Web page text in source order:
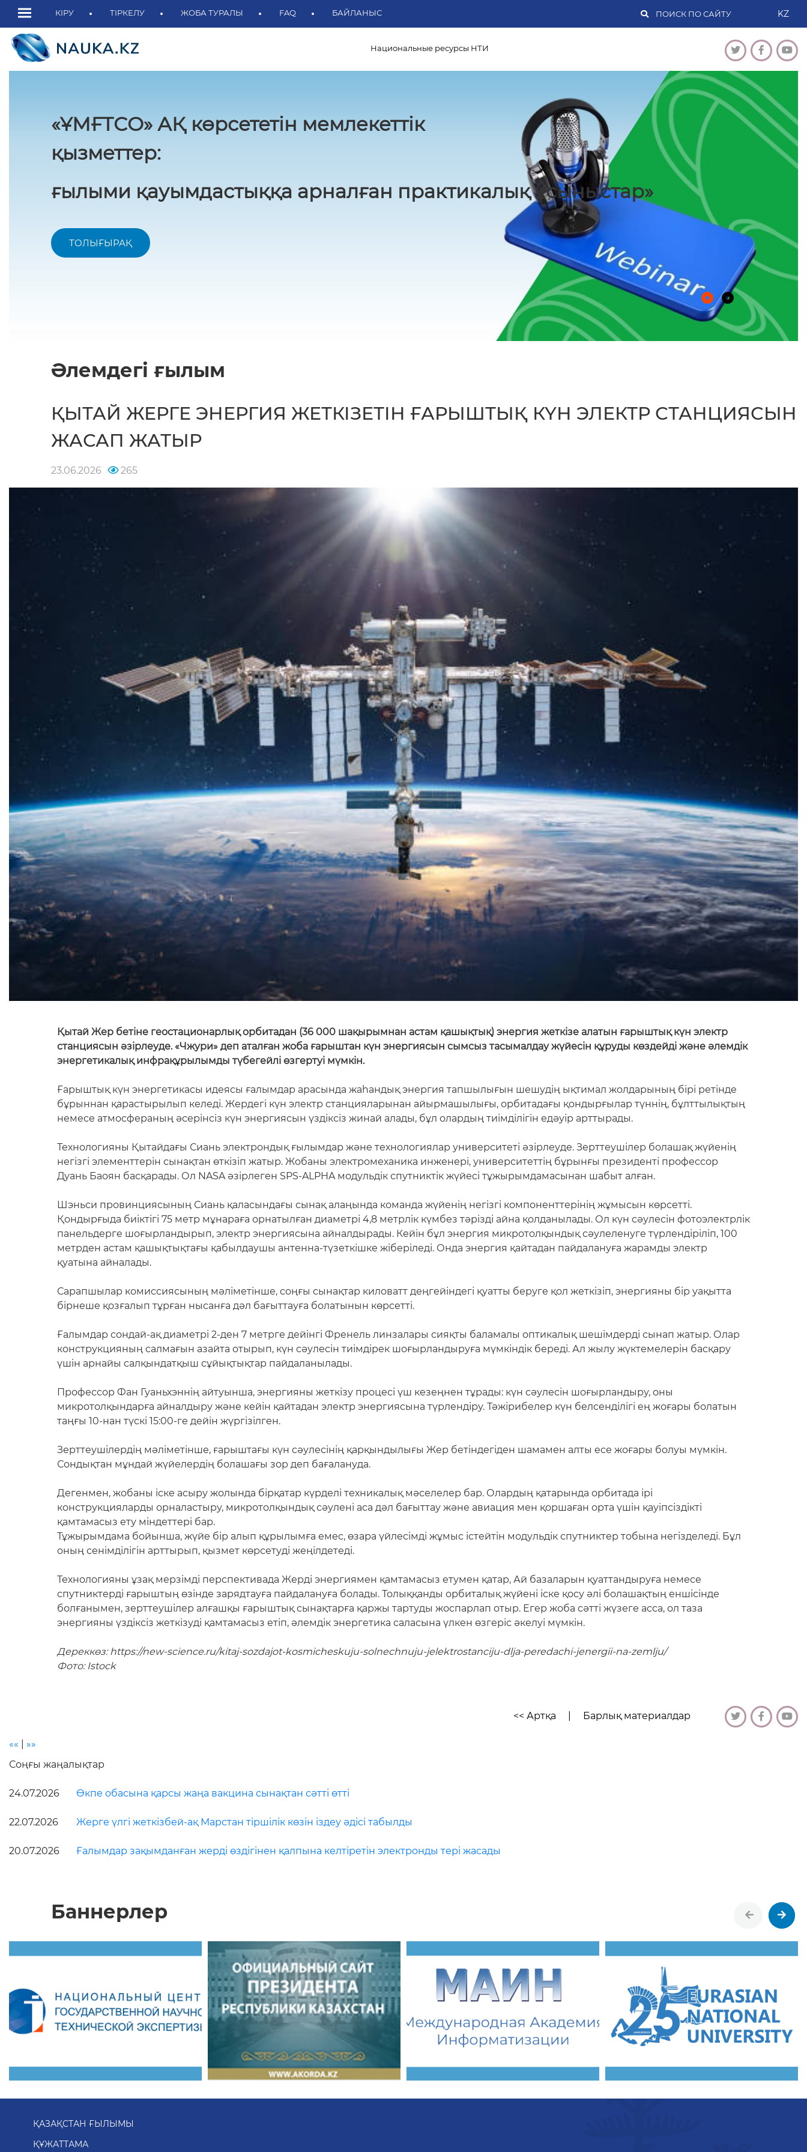
КІРУ ТІРКЕЛУ ЖОБА ТУРАЛЫ FAQ БАЙЛАНЫС KZ
Национальные ресурсы НТИ
«ҰМҒТСО» АҚ көрсететін мемлекеттік
қызметтер:
ғылыми қауымдастыққа арналған практикалық ұсыныстар»
ТОЛЫҒЫРАҚ
Әлемдегі ғылым
ҚЫТАЙ ЖЕРГЕ ЭНЕРГИЯ ЖЕТКІЗЕТІН ҒАРЫШТЫҚ КҮН ЭЛЕКТР СТАНЦИЯСЫН
ЖАСАП ЖАТЫР
23.06.2026 265
Қытай Жер бетіне геостационарлық орбитадан (36 000 шақырымнан астам қашықтық) энергия жеткізе алатын ғарыштық күн электр
станциясын әзірлеуде. «Чжури» деп аталған жоба ғарыштан күн энергиясын сымсыз тасымалдау жүйесін құруды көздейді және әлемдік
энергетикалық инфрақұрылымды түбегейлі өзгертуі мүмкін.
Ғарыштық күн энергетикасы идеясы ғалымдар арасында жаһандық энергия тапшылығын шешудің ықтимал жолдарының бірі ретінде
бұрыннан қарастырылып келеді. Жердегі күн электр станцияларынан айырмашылығы, орбитадағы қондырғылар түннің, бұлттылықтың
немесе атмосфераның әсерінсіз күн энергиясын үздіксіз жинай алады, бұл олардың тиімділігін едәуір арттырады.
Технологияны Қытайдағы Сиань электрондық ғылымдар және технологиялар университеті әзірлеуде. Зерттеушілер болашақ жүйенің
негізгі элементтерін сынақтан өткізіп жатыр. Жобаны электромеханика инженері, университеттің бұрынғы президенті профессор
Дуань Баоян басқарады. Ол NASA әзірлеген SPS-ALPHA модульдік спутниктік жүйесі тұжырымдамасынан шабыт алған.
Шэньси провинциясының Сиань қаласындағы сынақ алаңында команда жүйенің негізгі компоненттерінің жұмысын көрсетті.
Қондырғыда биіктігі 75 метр мұнараға орнатылған диаметрі 4,8 метрлік күмбез тәрізді айна қолданылады. Ол күн сәулесін фотоэлектрлік
панельдерге шоғырландырып, электр энергиясына айналдырады. Кейін бұл энергия микротолқындық сәулеленуге түрлендіріліп, 100
метрден астам қашықтықтағы қабылдаушы антенна-түзеткішке жіберіледі. Онда энергия қайтадан пайдалануға жарамды электр
қуатына айналады.
Сарапшылар комиссиясының мәліметінше, соңғы сынақтар киловатт деңгейіндегі қуатты беруге қол жеткізіп, энергияны бір уақытта
бірнеше қозғалып тұрған нысанға дәл бағыттауға болатынын көрсетті.
Ғалымдар сондай-ақ диаметрі 2-ден 7 метрге дейінгі Френель линзалары сияқты баламалы оптикалық шешімдерді сынап жатыр. Олар
конструкцияның салмағын азайта отырып, күн сәулесін тиімдірек шоғырландыруға мүмкіндік береді. Ал жылу жүктемелерін басқару
үшін арнайы салқындатқыш сұйықтықтар пайдаланылады.
Профессор Фан Гуаньхэннің айтуынша, энергияны жеткізу процесі үш кезеңнен тұрады: күн сәулесін шоғырландыру, оны
микротолқындарға айналдыру және кейін қайтадан электр энергиясына түрлендіру. Тәжірибелер күн белсенділігі ең жоғары болатын
таңғы 10-нан түскі 15:00-ге дейін жүргізілген.
Зерттеушілердің мәліметінше, ғарыштағы күн сәулесінің қарқындылығы Жер бетіндегіден шамамен алты есе жоғары болуы мүмкін.
Сондықтан мұндай жүйелердің болашағы зор деп бағалануда.
Дегенмен, жобаны іске асыру жолында бірқатар күрделі техникалық мәселелер бар. Олардың қатарында орбитада ірі
конструкцияларды орналастыру, микротолқындық сәулені аса дәл бағыттау және авиация мен қоршаған орта үшін қауіпсіздікті
қамтамасыз ету міндеттері бар.
Тұжырымдама бойынша, жүйе бір алып құрылымға емес, өзара үйлесімді жұмыс істейтін модульдік спутниктер тобына негізделеді. Бұл
оның сенімділігін арттырып, қызмет көрсетуді жеңілдетеді.
Технологияны ұзақ мерзімді перспективада Жерді энергиямен қамтамасыз етумен қатар, Ай базаларын қуаттандыруға немесе
спутниктерді ғарыштың өзінде зарядтауға пайдалануға болады. Толыққанды орбиталық жүйені іске қосу әлі болашақтың еншісінде
болғанымен, зерттеушілер алғашқы ғарыштық сынақтарға қаржы тартуды жоспарлап отыр. Егер жоба сәтті жүзеге асса, ол таза
энергияны үздіксіз жеткізуді қамтамасыз етіп, әлемдік энергетика саласына үлкен өзгеріс әкелуі мүмкін.
Дереккөз: https://new-science.ru/kitaj-sozdajot-kosmicheskuju-solnechnuju-jelektrostanciju-dlja-peredachi-jenergii-na-zemlju/
Фото: Istock
<< Артқа Барлық материалдар
««
»»
Соңғы жаңалықтар
24.07.2026 Өкпе обасына қарсы жаңа вакцина сынақтан сәтті өтті
22.07.2026 Жерге үлгі жеткізбей-ақ Марстан тіршілік көзін іздеу әдісі табылды
20.07.2026 Ғалымдар зақымданған жерді өздігінен қалпына келтіретін электронды тері жасады
Баннерлер
ҚАЗАҚСТАН ҒЫЛЫМЫ
ҚҰЖАТТАМА